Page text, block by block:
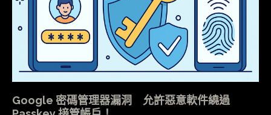
Google 密碼管理器漏洞 允許惡意軟件繞過